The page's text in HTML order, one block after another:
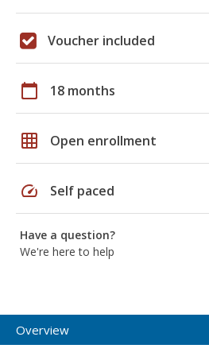
Voucher included
calendar_today 18 months
grid_on Open enrollment
speed Self paced
Have a question?
We're here to help
Overview